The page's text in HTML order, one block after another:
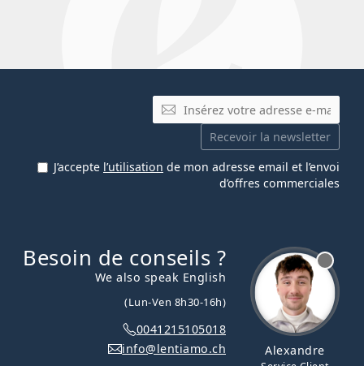
E-mail
Recevoir la newsletter
J’accepte l’utilisation de mon adresse email et l’envoi
d’offres commerciales
Alexandre
Besoin de conseils ?
We also speak English
(Lun-Ven 8h30-16h)
0041215105018
info@lentiamo.ch